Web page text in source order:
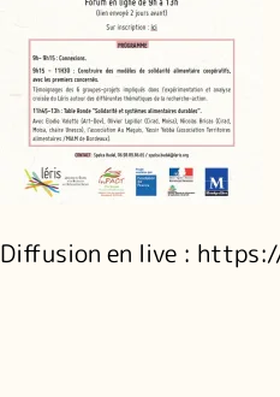
Diffusion en live :